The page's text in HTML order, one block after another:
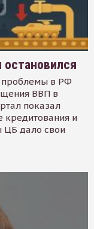
проблемы в РФ
ВВП в
показал
кредитования и
ЦБ дало свои